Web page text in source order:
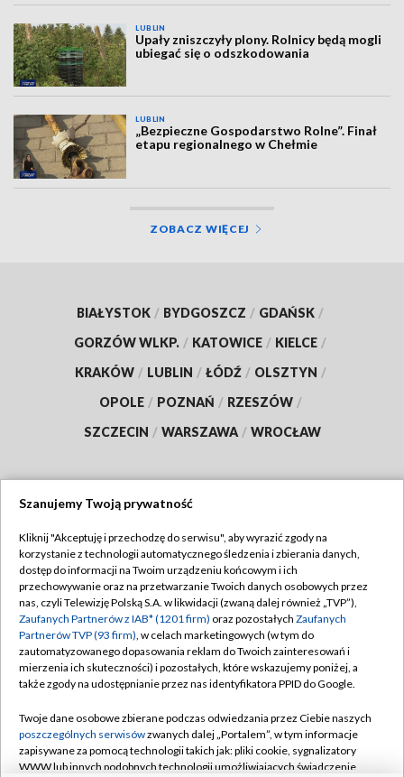
LUBLIN
Upały zniszczyły plony. Rolnicy będą mogli
ubiegać się o odszkodowania
LUBLIN
„Bezpieczne Gospodarstwo Rolne”. Finał
etapu regionalnego w Chełmie
ZOBACZ WIĘCEJ
BIAŁYSTOK / BYDGOSZCZ / GDAŃSK /
GORZÓW WLKP. / KATOWICE / KIELCE /
KRAKÓW / LUBLIN / ŁÓDŹ / OLSZTYN /
OPOLE / POZNAŃ / RZESZÓW /
SZCZECIN / WARSZAWA / WROCŁAW
TVP
Abonament TVP
Emisja w TVP
Centrum informacji TVP
Naziemna Telewizja Cyfrowa
Rada Programowa
System NOS
Regulamin TVP
Polityka prywatności
Moje zgody
Pomoc
Kontakt
Szanujemy Twoją prywatność
Kliknij "Akceptuję i przechodzę do serwisu", aby wyrazić zgody na
korzystanie z technologii automatycznego śledzenia i zbierania danych,
dostęp do informacji na Twoim urządzeniu końcowym i ich
przechowywanie oraz na przetwarzanie Twoich danych osobowych przez
nas, czyli Telewizję Polską S.A. w likwidacji (zwaną dalej również „TVP”),
Zaufanych Partnerów z IAB* (1201 firm) oraz pozostałych Zaufanych
Partnerów TVP (93 firm), w celach marketingowych (w tym do
zautomatyzowanego dopasowania reklam do Twoich zainteresowań i
mierzenia ich skuteczności) i pozostałych, które wskazujemy poniżej, a
także zgody na udostępnianie przez nas identyfikatora PPID do Google.
Twoje dane osobowe zbierane podczas odwiedzania przez Ciebie naszych
poszczególnych serwisówzwanych dalej „Portalem”, w tym informacje
zapisywane za pomocą technologii takich jak: pliki cookie, sygnalizatory
WWW lub innych podobnych technologii umożliwiających świadczenie